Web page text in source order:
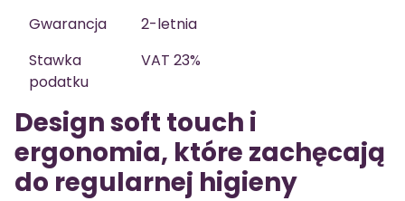
Gwarancja
2-letnia
Stawka
podatku
VAT 23%
Design soft touch i
ergonomia, które zachęcają
do regularnej higieny